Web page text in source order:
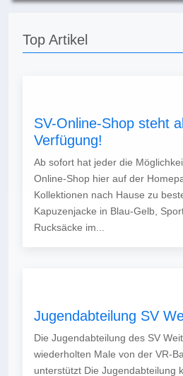
Top Artikel
SV-Online-Shop steht
Verfügung!
Ab sofort hat jeder die
Online-Shop hier auf der
Kollektionen nach Hause zu
Kapuzenjacke in Blau-Gelb,
Rucksäcke im...
Jugendabteilung SV
Die Jugendabteilung des SV
wiederholten Male von der VR-
unterstützt Die Jugendabteilung